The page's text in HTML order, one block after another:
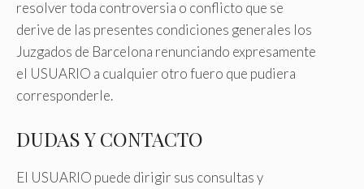
resolver toda controversia o conflicto que se
derive de las presentes condiciones generales los
Juzgados de Barcelona renunciando expresamente
el USUARIO a cualquier otro fuero que pudiera
corresponderle.
DUDAS Y CONTACTO
El USUARIO puede dirigir sus consultas y